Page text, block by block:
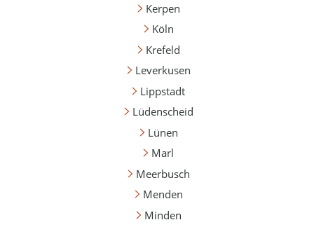
Kerpen
Köln
Krefeld
Leverkusen
Lippstadt
Lüdenscheid
Lünen
Marl
Meerbusch
Menden
Minden